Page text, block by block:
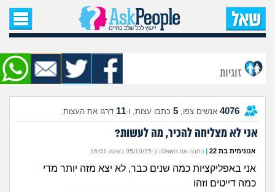
עמוד הבית
שאל שאלה
שאלות חדשות
שאלות שעוררו עניין
עצות חדשות
זוגיות
4076 אנשים צפו, 5 כתבו עצות, ו-11 דרגו את העצות.
אני לא מצליחה להכיר, מה לעשות?
אנונימית בת 22 | כתבה את השאלה ב-05/10/25 בשעה 16:01
אני באפליקציות כמה שנים כבר, לא יצא מזה יותר מדי
כמה דייטים וזהו